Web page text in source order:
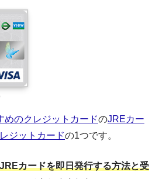
めのクレジットカードのJREカー
ジットカードの1つです。
JREカードを即日発行する方法と受